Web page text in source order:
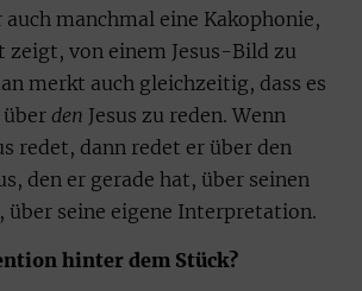
manchmal eine Kakophonie,
zeigt, von einem Jesus-Bild zu
merkt auch gleichzeitig, dass es
den Jesus zu reden. Wenn
redet, dann redet er über den
den er gerade hat, über seinen
über seine eigene Interpretation.
hinter dem Stück?